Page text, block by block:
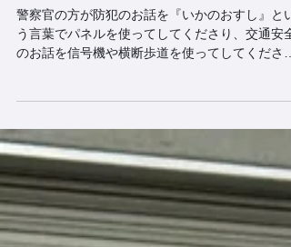
警察署見学
警察官の方が防犯のお話を『いかのおすし』とい
たので、集中して楽しく教えていただく事ができ
もらってみんなでとても上手に渡ることができま
した♪ パトカーの運転席に座らせていただいたり
バイにのせていただいたりして写真を沢山撮る事
が出来て、みんなとても楽しい体験をさせていた
だくことができました☆